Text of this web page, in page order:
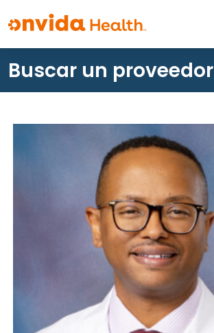
¿Qué podemos ayudarle a
encontrar?
Buscar un proveedor